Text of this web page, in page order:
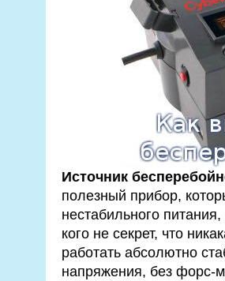
Источник
полезный прибор,
нестабильного
кого не секрет, что
работать абсолютно
напряжения, без форс-